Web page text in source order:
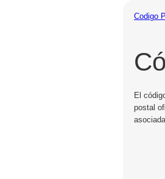
Codigo
El
postal